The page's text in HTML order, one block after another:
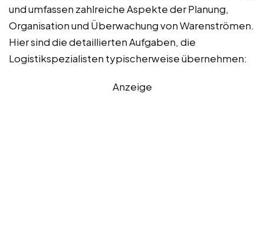
und umfassen zahlreiche Aspekte der Planung,
Organisation und Überwachung von Warenströmen.
Hier sind die detaillierten Aufgaben, die
Logistikspezialisten typischerweise übernehmen:
Anzeige